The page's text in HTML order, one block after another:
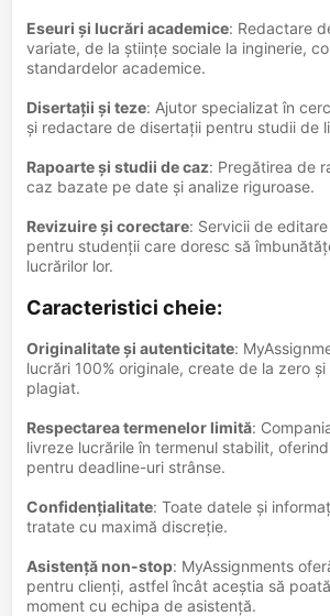
Eseuri și lucrări academice: Redactare
variate, de la științe sociale la inginerie,
standardelor academice.
Disertații și teze: Ajutor specializat în
și redactare de disertații pentru studii de
Rapoarte și studii de caz: Pregătirea de
caz bazate pe date și analize riguroase.
Revizuire și corectare: Servicii de
pentru studenții care doresc să
lucrărilor lor.
Caracteristici cheie:
Originalitate și autenticitate:
lucrări 100% originale, create de la zero
plagiat.
Respectarea termenelor limită:
livreze lucrările în termenul stabilit,
pentru deadline-uri strânse.
Confidențialitate: Toate datele și
tratate cu maximă discreție.
Asistență non-stop: MyAssignments
pentru clienți, astfel încât aceștia să
moment cu echipa de asistență.